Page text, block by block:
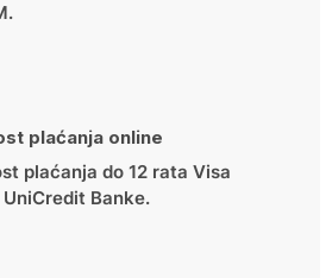
plaćanja online
plaćanja do 12 rata Visa
Banke.